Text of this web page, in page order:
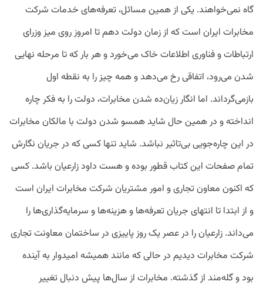
گاه نمی‌خواهند. یکی از همین مسائل، تعرفه‌های خدمات شرکت
مخابرات ایران است که از زمان دولت دهم تا امروز روی میز وزرای
ارتباطات و فناوری اطلاعات خاک می‌خورد و هر بار که تا مرحله نهایی
شدن می‌رود، اتفاقی رخ می‌دهد و همه چیز را به نقطه اول
بازمی‌گرداند. اما انگار زیان‌ده شدن مخابرات، دولت را به فکر چاره
انداخته و در همین حال شاید همسو شدن دولت با مالکان مخابرات
در این چاره‌جویی بی‌تاثیر نباشد. شاید تنها کسی که در جریان نگارش
تمام صفحات این کتاب قطور بوده و هست داود زارعیان باشد. کسی
که اکنون معاون تجاری و امور مشتریان شرکت مخابرات ایران است
و از ابتدا تا انتهای جریان تعرفه‌ها و هزینه‌ها و سرمایه‌گذاری‌ها را
می‌داند. زارعیان را در عصر یک روز پاییزی در ساختمان معاونت تجاری
شرکت مخابرات دیدیم در حالی که مانند همیشه امیدوار به آینده
بود و گله‌مند از گذشته. مخابرات از سال‌ها پیش دنبال تغییر